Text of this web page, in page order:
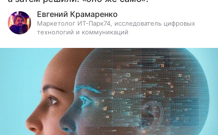
Евгений Крамаренко
Маркетолог ИТ-Парк74, исследователь цифровых
технологий и коммуникаций